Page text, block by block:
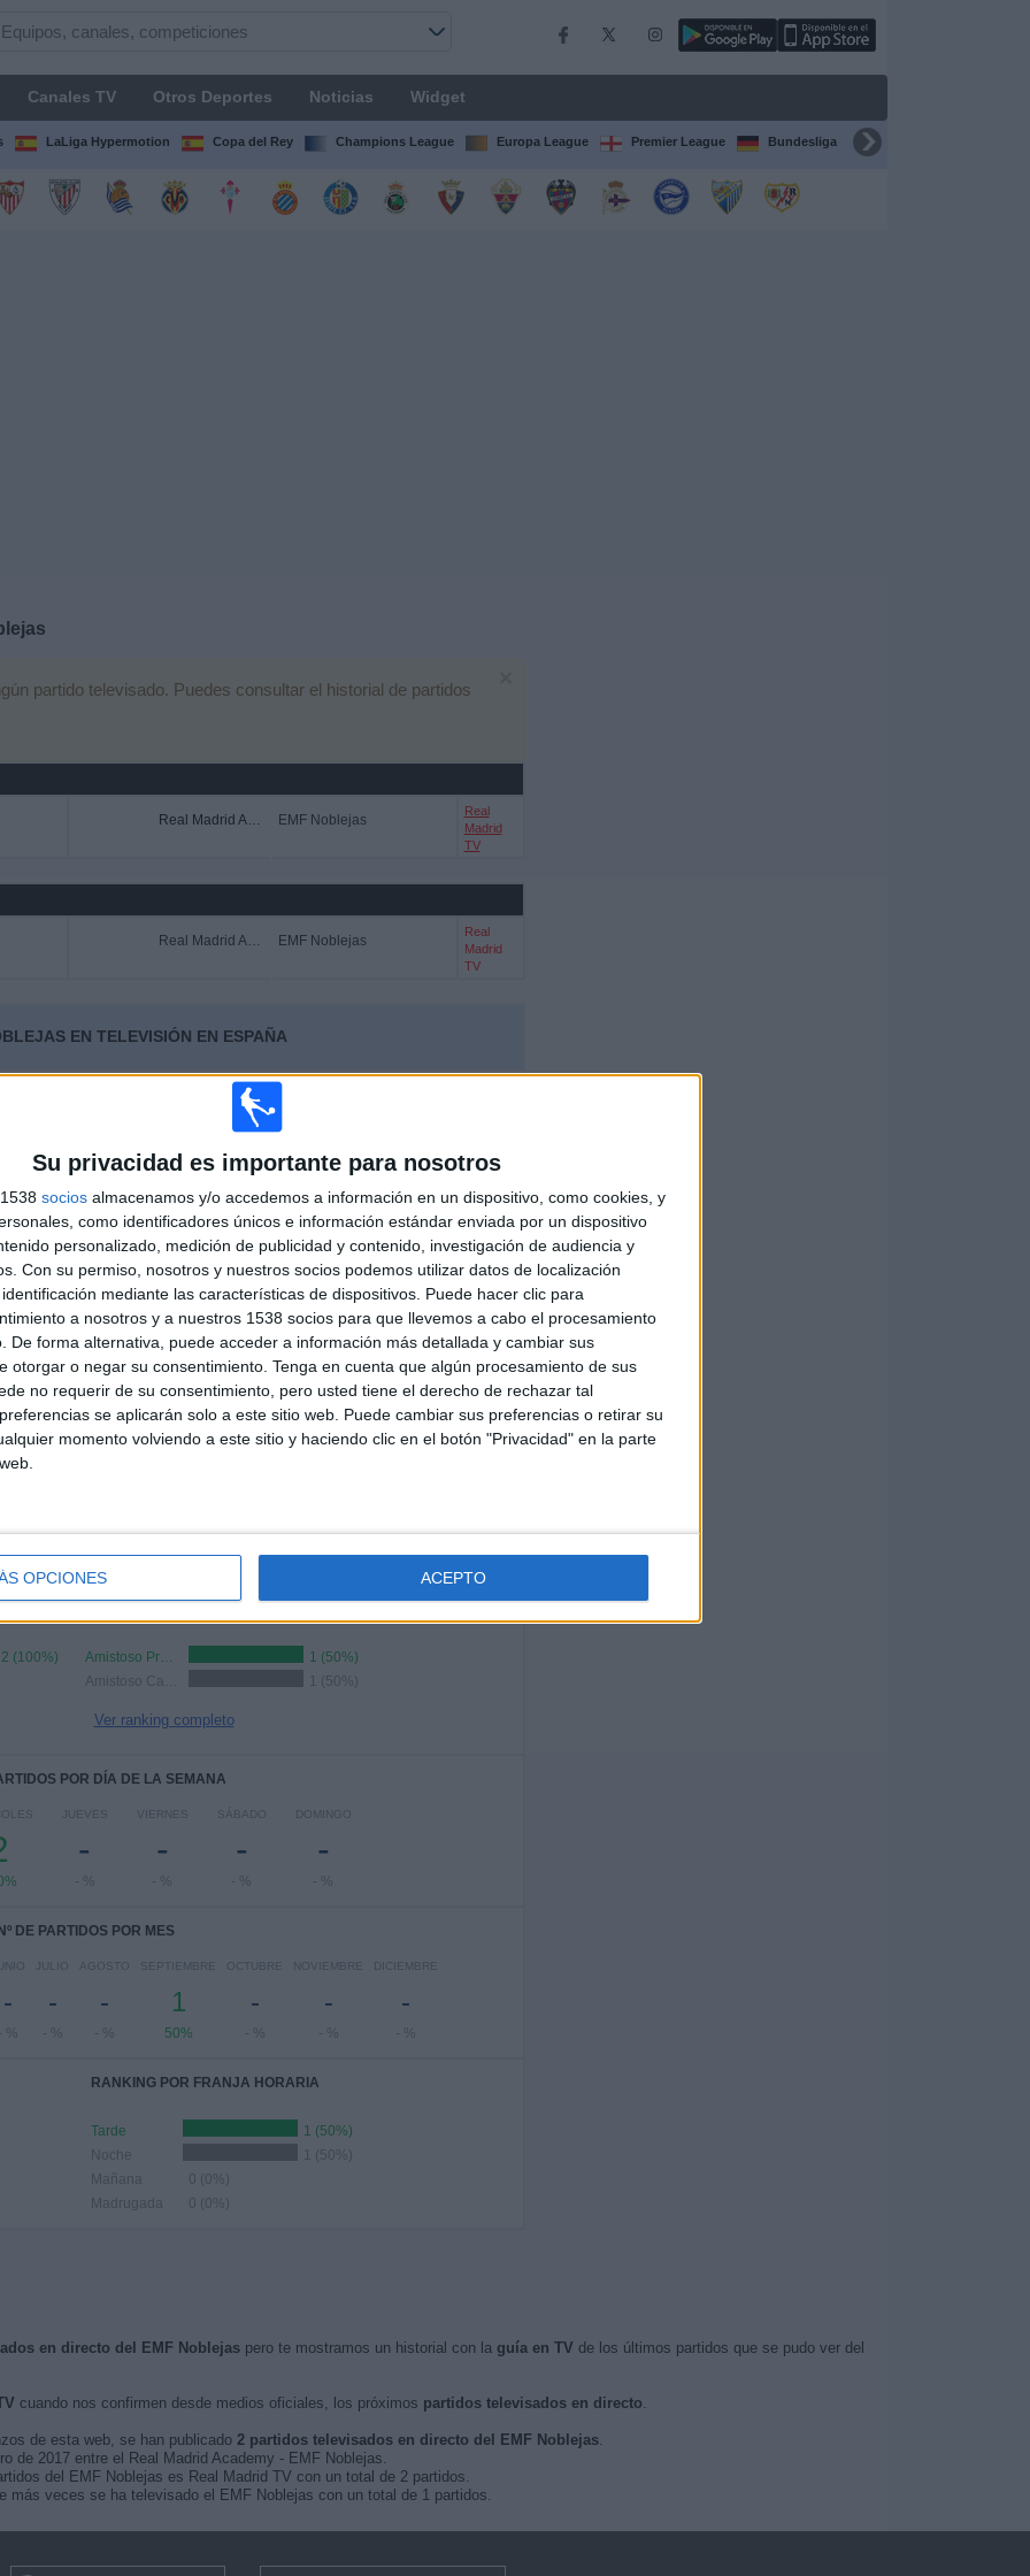
Su privacidad es importante para nosotros
socios almacenamos y/o accedemos a información en un dispositivo, como cookies, y
como identificadores únicos e información estándar enviada por un dispositivo
personalizado, medición de publicidad y contenido, investigación de audiencia y
Con su permiso, nosotros y nuestros socios podemos utilizar datos de localización
mediante las características de dispositivos. Puede hacer clic para
a nosotros y a nuestros 1538 socios para que llevemos a cabo el procesamiento
De forma alternativa, puede acceder a información más detallada y cambiar sus
otorgar o negar su consentimiento. Tenga en cuenta que algún procesamiento de sus
no requerir de su consentimiento, pero usted tiene el derecho de rechazar tal
se aplicarán solo a este sitio web. Puede cambiar sus preferencias o retirar su
momento volviendo a este sitio y haciendo clic en el botón "Privacidad" en la parte
OPCIONES ACEPTO
Canales TV Otros Deportes Noticias Widget
LaLiga Hypermotion Copa del Rey Champions League Europa League Premier League Bundesliga Supercopa de España
partido televisado. Puedes consultar el historial de partidos
Real Madrid Academy EMF Noblejas
Real
Madrid
TV
Real Madrid Academy EMF Noblejas
Real
Madrid
TV
EN TELEVISIÓN EN ESPAÑA
los datos estadísticos de cuándo y dónde se televisan los partidos de
ÚLTIMO PARTIDO EN ABIERTO
Real Madrid Academy - EMF Noblejas
06/09/2017 Amistoso Cadete por Real Madrid
TOTAL
1
CANALES TV
DÍAS
3256
SIN PARTIDO
GRATUÍTO
PARTIDOS
0
CONSECUTIVOS
DE PAGO
100%
2 (100%) Amistoso Prebenjamín
1 (50%)
1 (50%)
Ver ranking completo
POR DÍA DE LA SEMANA
JUEVES
-
- %
VIERNES
-
- %
SÁBADO
-
- %
DOMINGO
-
- %
Nº DE PARTIDOS POR MES
-
- %
JULIO
-
- %
AGOSTO
-
- %
SEPTIEMBRE
1
50%
OCTUBRE
-
- %
NOVIEMBRE
-
- %
DICIEMBRE
-
- %
RANKING POR FRANJA HORARIA
Tarde
1 (50%)
Noche
1 (50%)
Mañana
0 (0%)
Madrugada
0 (0%)
en directo del EMF Noblejaspero te mostramos un historial con la guía en TV de los últimos partidos que se pudo ver del
cuando nos confirmen desde medios oficiales, los próximos partidos televisados en directo.
de esta web, se han publicado 2 partidos televisados en directo del EMF Noblejas.
de 2017 entre el Real Madrid Academy - EMF Noblejas.
del EMF Noblejas es Real Madrid TV con un total de 2 partidos.
más veces se ha televisado el EMF Noblejas con un total de 1 partidos.